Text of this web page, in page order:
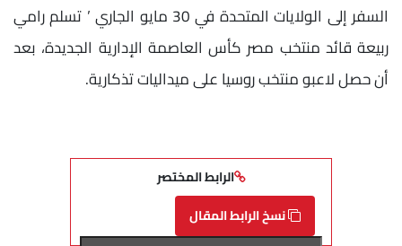
السفر إلى الولايات المتحدة في 30 مايو الجاري ’ تسلم رامي
ربيعة قائد منتخب مصر كأس العاصمة الإدارية الجديدة، بعد
أن حصل لاعبو منتخب روسيا على ميداليات تذكارية.
الرابط المختصر
نسخ الرابط المقال